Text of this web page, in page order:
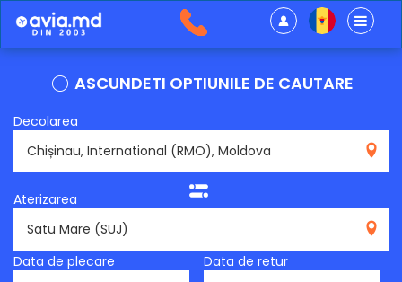
ASCUNDETI OPTIUNILE DE CAUTARE
Decolarea
Aterizarea
Data de plecare
Data de retur